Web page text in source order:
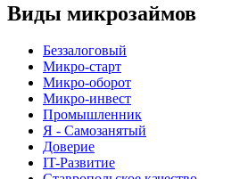
Виды микрозаймов
Беззалоговый
Микро-старт
Микро-оборот
Микро-инвест
Промышленник
Я - Самозанятый
Доверие
IT-Развитие